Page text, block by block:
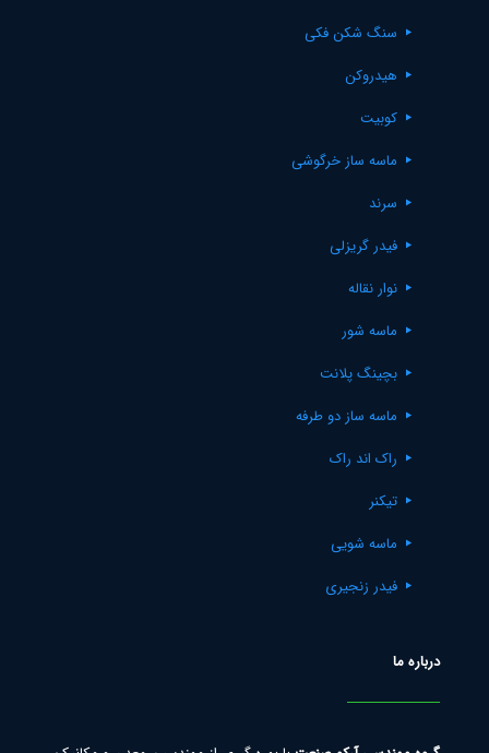
سنگ شکن فکی
هیدروکن
کوبیت
ماسه ساز خرگوشی
سرند
فیدر گریزلی
نوار نقاله
ماسه شور
بچینگ پلانت
ماسه ساز دو طرفه
راک اند راک
تیکنر
ماسه شویی
فیدر زنجیری
درباره ما